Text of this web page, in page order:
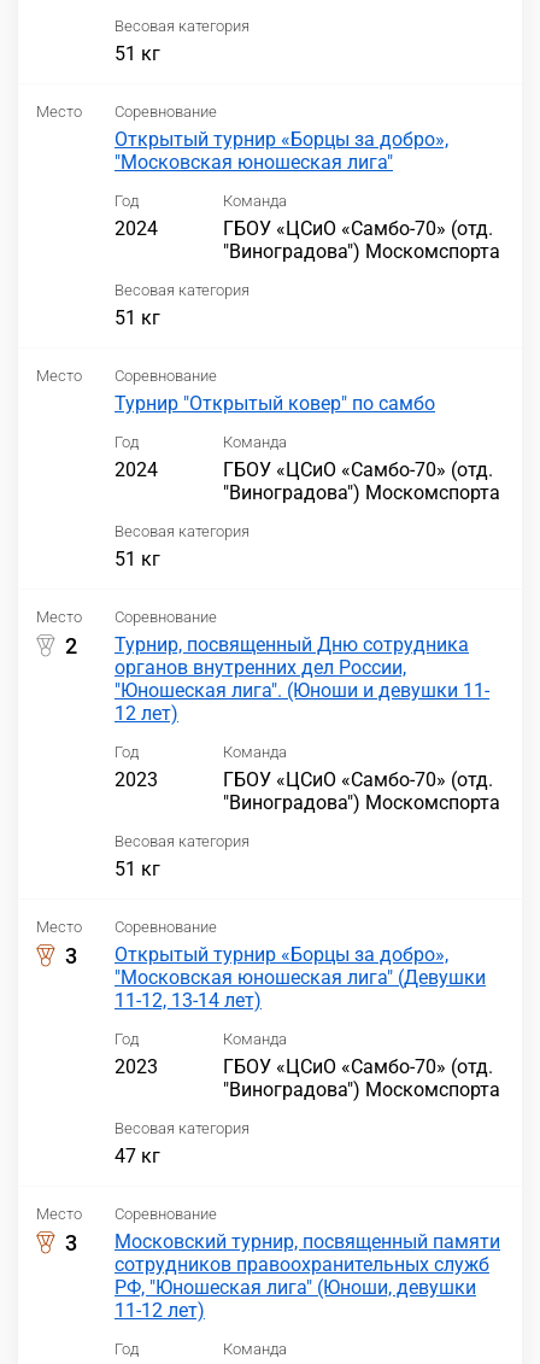
Весовая категория
51 кг
Место Соревнование
Открытый турнир «Борцы за добро»,
"Московская юношеская лига"
Год
2024
Команда
ГБОУ «ЦСиО «Самбо-70» (отд.
"Виноградова") Москомспорта
Весовая категория
51 кг
Место Соревнование
Турнир "Открытый ковер" по самбо
Год
2024
Команда
ГБОУ «ЦСиО «Самбо-70» (отд.
"Виноградова") Москомспорта
Весовая категория
51 кг
Место
2
Соревнование
Турнир, посвященный Дню сотрудника
органов внутренних дел России,
"Юношеская лига". (Юноши и девушки 11-
12 лет)
Год
2023
Команда
ГБОУ «ЦСиО «Самбо-70» (отд.
"Виноградова") Москомспорта
Весовая категория
51 кг
Место
3
Соревнование
Открытый турнир «Борцы за добро»,
"Московская юношеская лига" (Девушки
11-12, 13-14 лет)
Год
2023
Команда
ГБОУ «ЦСиО «Самбо-70» (отд.
"Виноградова") Москомспорта
Весовая категория
47 кг
Место
3
Соревнование
Московский турнир, посвященный памяти
сотрудников правоохранительных служб
РФ, "Юношеская лига" (Юноши, девушки
11-12 лет)
Год Команда